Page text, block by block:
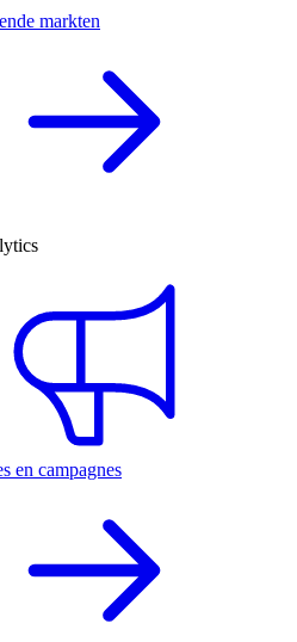
markten
en campagnes